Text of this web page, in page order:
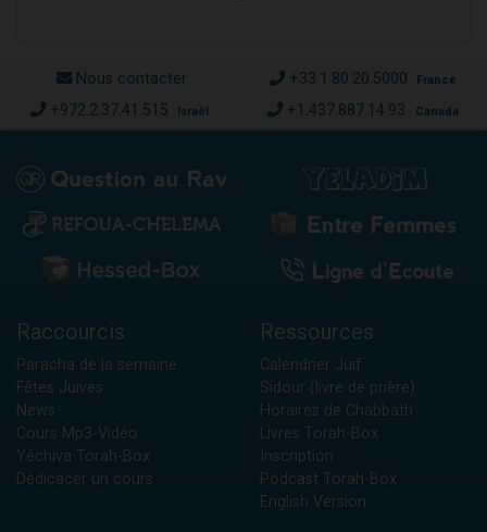
Nous contacter +33.1.80.20.5000 France
+972.2.37.41.515 Israël +1.437.887.14.93 Canada
Raccourcis
Paracha de la semaine
Fêtes Juives
News
Cours Mp3-Vidéo
Yéchiva Torah-Box
Dédicacer un cours
Ressources
Calendrier Juif
Sidour (livre de prière)
Horaires de Chabbath
Livres Torah-Box
Inscription
Podcast Torah-Box
English Version